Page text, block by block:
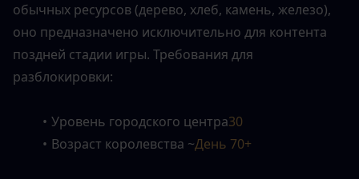
обычных ресурсов (дерево, хлеб, камень, железо),
оно предназначено исключительно для контента
поздней стадии игры. Требования для
разблокировки:
Уровень городского центра30
Возраст королевства ~День 70+